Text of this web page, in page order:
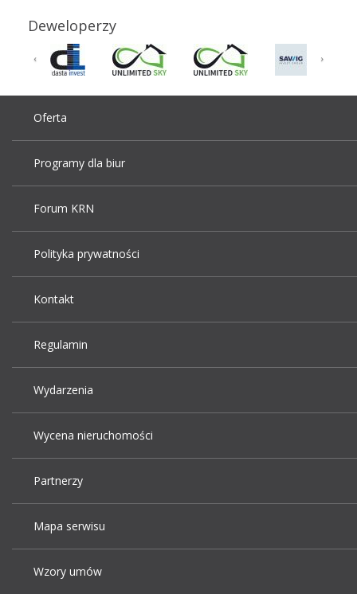
Deweloperzy
Oferta
Programy dla biur
Forum KRN
Polityka prywatności
Kontakt
Regulamin
Wydarzenia
Wycena nieruchomości
Partnerzy
Mapa serwisu
Wzory umów